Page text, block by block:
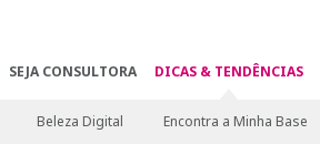
SEJA CONSULTORA DICAS & TENDÊNCIAS
Beleza Digital Encontra a Minha Base